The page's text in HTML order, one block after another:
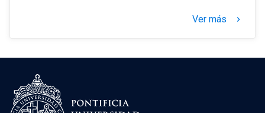
Ver más keyboard_arrow_right